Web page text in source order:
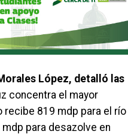
López, detalló las
concentra el mayor
recibe 819 mdp para el río
para desazolve en